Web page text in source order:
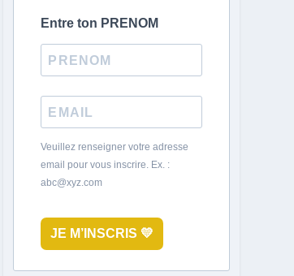
Entre ton PRENOM
Veuillez renseigner votre adresse
email pour vous inscrire. Ex. :
abc@xyz.com
JE M’INSCRIS 💛